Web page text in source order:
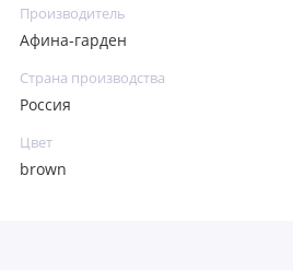
Производитель
Афина-гарден
Страна производства
Россия
Цвет
brown